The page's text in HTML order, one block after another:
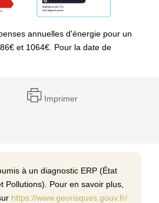
annuelles d'énergie pour un
et 1064€. Pour la date de
Imprimer
à un diagnostic ERP (État
Pollutions). Pour en savoir plus,
https://www.georisques.gouv.fr/